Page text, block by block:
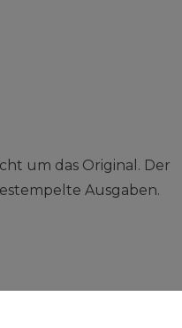
um das Original. Der
Ausgaben.